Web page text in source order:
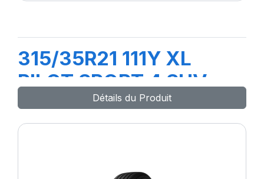
315/35R21 111Y XL
PILOT SPORT 4 SUV
Détails du Produit